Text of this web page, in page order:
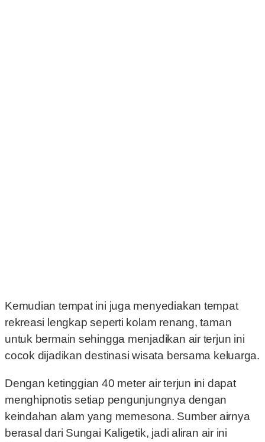
Kemudian tempat ini juga menyediakan tempat
rekreasi lengkap seperti kolam renang, taman
untuk bermain sehingga menjadikan air terjun ini
cocok dijadikan destinasi wisata bersama keluarga.
Dengan ketinggian 40 meter air terjun ini dapat
menghipnotis setiap pengunjungnya dengan
keindahan alam yang memesona. Sumber airnya
berasal dari Sungai Kaligetik, jadi aliran air ini